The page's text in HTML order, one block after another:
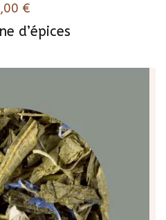
d’épices
€